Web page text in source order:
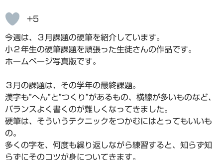
+5
今週は、３月課題の硬筆を紹介しています。
小２年生の硬筆課題を頑張った生徒さんの作品です。
ホームページ写真版です。
３月の課題は、その学年の最終課題。
漢字も”へん”と”つくり”があるもの、横線が多いものなど、
バランスよく書くのが難しくなってきました。
硬筆は、そういうテクニックをつかむにはとってもいいも
の。
多くの字を、何度も繰り返しながら練習すると、知らず知
らずにそのコツが身についてきます。